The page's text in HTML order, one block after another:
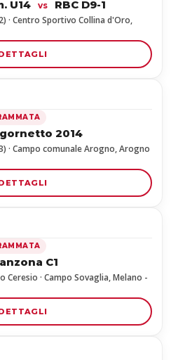
U14 vs RBC D9-1
· Centro Sportivo Collina d'Oro,
2014
· Campo comunale Arogno, Arogno
C1
Ceresio · Campo Sovaglia, Melano -